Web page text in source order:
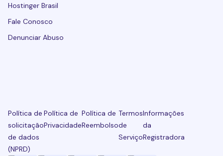
Hostinger Brasil
Fale Conosco
Denunciar Abuso
Política de
solicitação
de dados
(NPRD)
Política de
Privacidade
Política de
Reembolso
Termos
de
Serviço
Informações
da
Registradora